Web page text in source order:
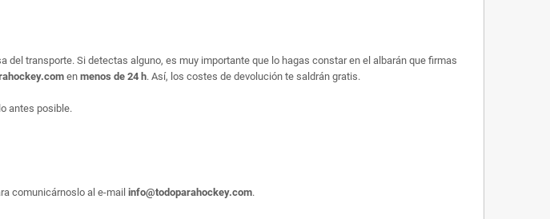
transporte. Si detectas alguno, es muy importante que lo hagas constar en el albarán que firmas
en menos de 24 h. Así, los costes de devolución te saldrán gratis.
antes posible.
comunicárnoslo al e-mail info@todoparahockey.com.